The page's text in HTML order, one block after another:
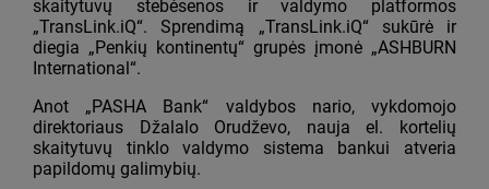
skaitytuvų stebėsenos ir valdymo platformos
„TransLink.iQ“. Sprendimą „TransLink.iQ“ sukūrė ir
diegia „Penkių kontinentų“ grupės įmonė „ASHBURN
International“.
Anot „PASHA Bank“ valdybos nario, vykdomojo
direktoriaus Džalalo Orudževo, nauja el. kortelių
skaitytuvų tinklo valdymo sistema bankui atveria
papildomų galimybių.